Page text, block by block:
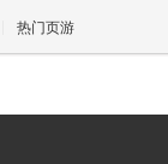
热门页游